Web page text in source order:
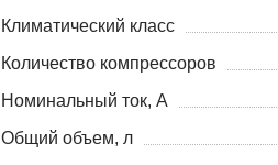
Климатический класс
Количество компрессоров
Номинальный ток, А
Общий объем, л